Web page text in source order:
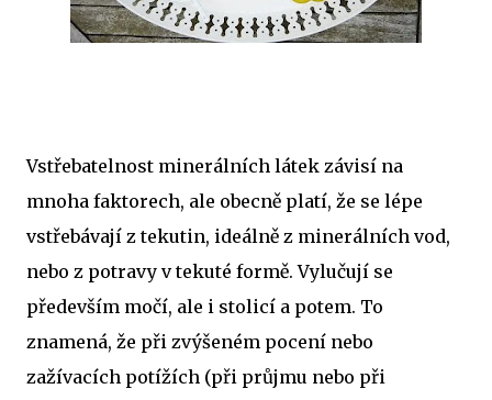
Vstřebatelnost minerálních látek závisí na
mnoha faktorech, ale obecně platí, že se lépe
vstřebávají z tekutin, ideálně z minerálních vod,
nebo z potravy v tekuté formě. Vylučují se
především močí, ale i stolicí a potem. To
znamená, že při zvýšeném pocení nebo
zažívacích potížích (při průjmu nebo při